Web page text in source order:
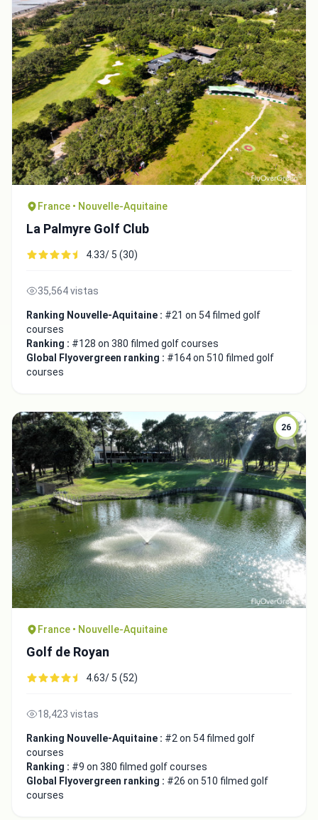
France • Nouvelle-Aquitaine
La Palmyre Golf Club
4.33/ 5 (30)
35,564 vistas
Ranking Nouvelle-Aquitaine : #21 on 54 filmed golf
courses
Ranking : #128 on 380 filmed golf courses
Global Flyovergreen ranking : #164 on 510 filmed golf
courses
26
France • Nouvelle-Aquitaine
Golf de Royan
4.63/ 5 (52)
18,423 vistas
Ranking Nouvelle-Aquitaine : #2 on 54 filmed golf
courses
Ranking : #9 on 380 filmed golf courses
Global Flyovergreen ranking : #26 on 510 filmed golf
courses
Close